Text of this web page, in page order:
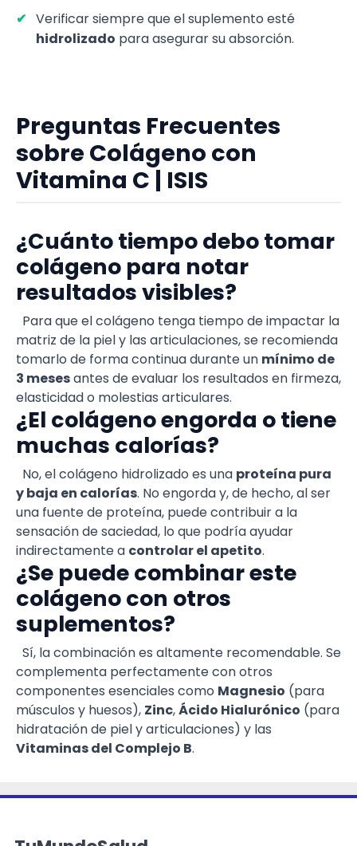
Verificar siempre que el suplemento esté
hidrolizado para asegurar su absorción.
Preguntas Frecuentes
sobre Colágeno con
Vitamina C | ISIS
¿Cuánto tiempo debo tomar
colágeno para notar
resultados visibles?
Para que el colágeno tenga tiempo de impactar la
matriz de la piel y las articulaciones, se recomienda
tomarlo de forma continua durante un mínimo de
3 mesesantes de evaluar los resultados en firmeza,
elasticidad o molestias articulares.
¿El colágeno engorda o tiene
muchas calorías?
No, el colágeno hidrolizado es una proteína pura
y baja en calorías. No engorda y, de hecho, al ser
una fuente de proteína, puede contribuir a la
sensación de saciedad, lo que podría ayudar
indirectamente a controlar el apetito.
¿Se puede combinar este
colágeno con otros
suplementos?
Sí, la combinación es altamente recomendable. Se
complementa perfectamente con otros
componentes esenciales como Magnesio (para
músculos y huesos), Zinc,Ácido Hialurónico (para
hidratación de piel y articulaciones) y las
Vitaminas del Complejo B.